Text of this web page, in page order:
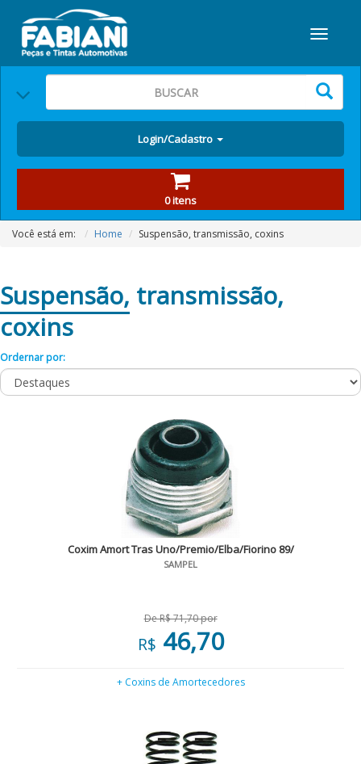
Login/Cadastro
0 itens
Você está em: Home Suspensão, transmissão, coxins
Suspensão, transmissão,
coxins
Ordernar por:
Coxim Amort Tras Uno/Premio/Elba/Fiorino 89/
SAMPEL
De R$ 71,70 por
R$ 46,70
+ Coxins de Amortecedores